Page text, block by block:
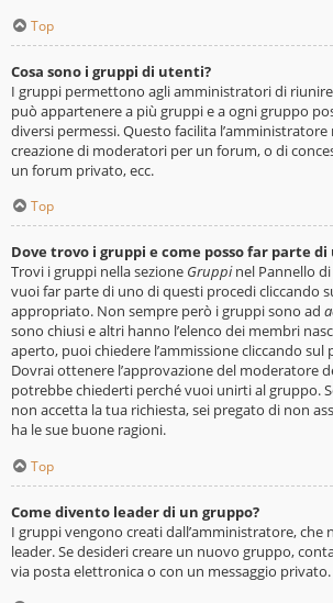
Top
Cosa sono i gruppi di utenti?
I gruppi permettono agli amministratori di
può appartenere a più gruppi e a ogni gruppo
diversi permessi. Questo facilita
creazione di moderatori per un forum, o di
un forum privato, ecc.
Top
Dove trovo i gruppi e come posso far parte di
Trovi i gruppi nella sezione Gruppinel Pannello
vuoi far parte di uno di questi procedi cliccando
appropriato. Non sempre però i gruppi sono ad
sono chiusi e altri hanno l’elenco dei membri
aperto, puoi chiedere l’ammissione cliccando
Dovrai ottenere l’approvazione del moderatore
potrebbe chiederti perché vuoi unirti al gruppo.
non accetta la tua richiesta, sei pregato di non
ha le sue buone ragioni.
Top
Come divento leader di un gruppo?
I gruppi vengono creati dall’amministratore, che
leader. Se desideri creare un nuovo gruppo,
via posta elettronica o con un messaggio privato.